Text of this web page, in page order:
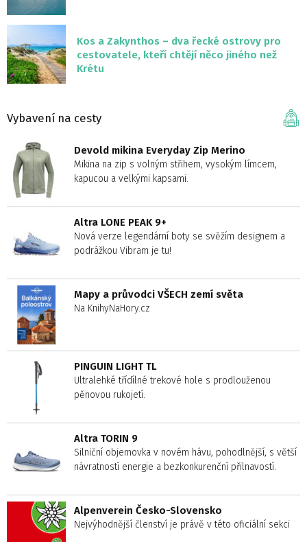
Kos a Zakynthos – dva řecké ostrovy pro
cestovatele, kteří chtějí něco jiného než
Krétu
Vybavení na cesty
Devold mikina Everyday Zip Merino
Mikina na zip s volným střihem, vysokým límcem,
kapucou a velkými kapsami.
Altra LONE PEAK 9+
Nová verze legendární boty se svěžím designem a
podrážkou Vibram je tu!
Mapy a průvodci VŠECH zemí světa
Na KnihyNaHory.cz
PINGUIN LIGHT TL
Ultralehké třídílné trekové hole s prodlouženou
pěnovou rukojetí.
Altra TORIN 9
Silniční objemovka v novém hávu, pohodlnější, s větší
návratností energie a bezkonkurenční přilnavostí.
Alpenverein Česko-Slovensko
Nejvýhodnější členství je právě v této oficiální sekci